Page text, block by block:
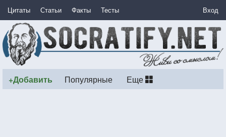
Цитаты Статьи Факты Тесты Вход
+Добавить Популярные Еще